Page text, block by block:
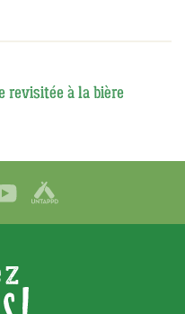
revisitée à la bière